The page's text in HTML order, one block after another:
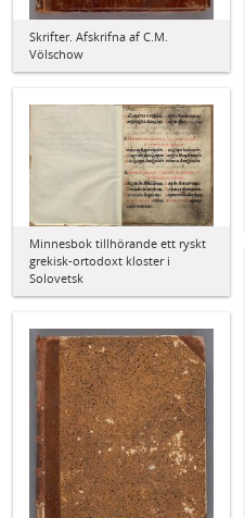
Skrifter. Afskrifna af C.M.
Völschow
Minnesbok tillhörande ett ryskt
grekisk-ortodoxt kloster i
Solovetsk